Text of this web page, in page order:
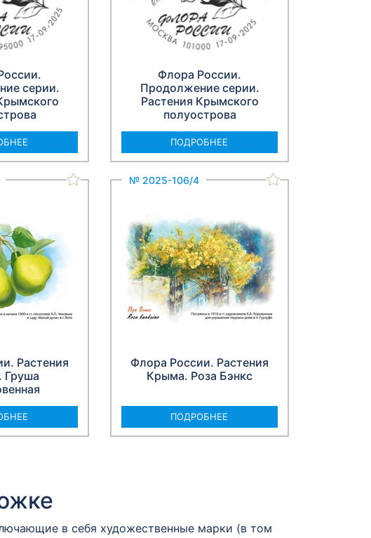
серии.
Флора России.
Продолжение серии.
Растения Крымского
полуострова
ПОДРОБНЕЕ
Растения
Груша
№ 2025-106/4
Флора России. Растения
Крыма. Роза Бэнкс
ПОДРОБНЕЕ
в себя художественные марки (в том